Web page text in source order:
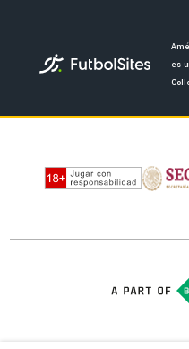
LEAGUES CUP 2026
Guillermo Almada
América tras la